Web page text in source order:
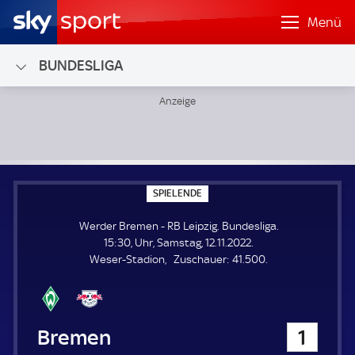
Menü
BUNDESLIGA
SPIELENDE
P
E
L
E
N
Werder Bremen - RB Leipzig. Bundesliga.
15:30, Uhr, Samstag, 12.11.2022.
Weser-Stadion
Zuschauer: Z
41.500.
Werder Bremen 1